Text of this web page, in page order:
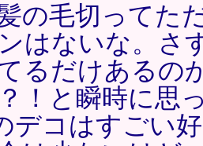
の毛切ってた
はないな。さ
るだけあるの
！と瞬時に思
デコはすごい